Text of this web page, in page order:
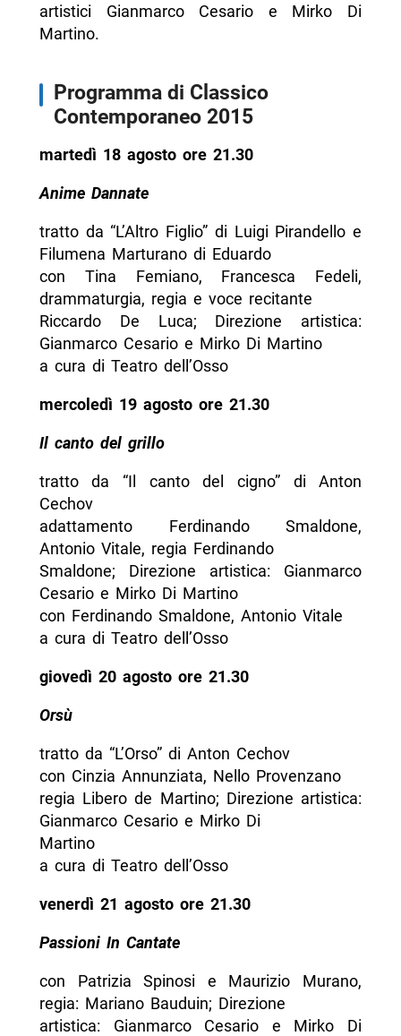
artistici Gianmarco Cesario e Mirko Di
Martino.
Programma di Classico
Contemporaneo 2015
martedì 18 agosto ore 21.30
Anime Dannate
tratto da “L’Altro Figlio” di Luigi Pirandello e
Filumena Marturano di Eduardo
con Tina Femiano, Francesca Fedeli,
drammaturgia, regia e voce recitante
Riccardo De Luca; Direzione artistica:
Gianmarco Cesario e Mirko Di Martino
a cura di Teatro dell’Osso
mercoledì 19 agosto ore 21.30
Il canto del grillo
tratto da “Il canto del cigno” di Anton
Cechov
adattamento Ferdinando Smaldone,
Antonio Vitale, regia Ferdinando
Smaldone; Direzione artistica: Gianmarco
Cesario e Mirko Di Martino
con Ferdinando Smaldone, Antonio Vitale
a cura di Teatro dell’Osso
giovedì 20 agosto ore 21.30
Orsù
tratto da “L’Orso” di Anton Cechov
con Cinzia Annunziata, Nello Provenzano
regia Libero de Martino; Direzione artistica:
Gianmarco Cesario e Mirko Di
Martino
a cura di Teatro dell’Osso
venerdì 21 agosto ore 21.30
Passioni In Cantate
con Patrizia Spinosi e Maurizio Murano,
regia: Mariano Bauduin; Direzione
artistica: Gianmarco Cesario e Mirko Di